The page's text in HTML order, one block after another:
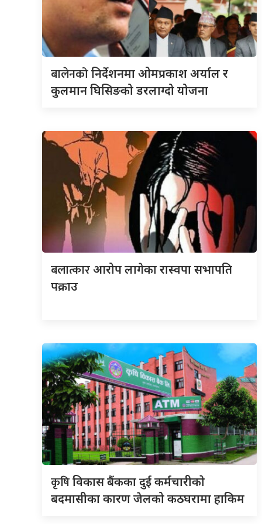
बालेनकोनिर्देशनमा ओमप्रकाश अर्याल र
कुलमान घिसिङको डरलाग्दो योजना
बलात्कारआरोप लागेका रास्वपा सभापति
पक्राउ
कृषिविकास बैंकका दुई कर्मचारीकाे
बदमासीका कारण जेलको कठघरामा हाकिम